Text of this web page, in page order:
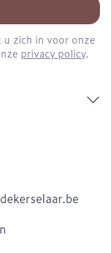
zich in voor onze
privacy policy.